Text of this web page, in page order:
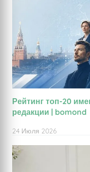
Рейтинг топ-20
редакции | bomond
24 Июля 2026